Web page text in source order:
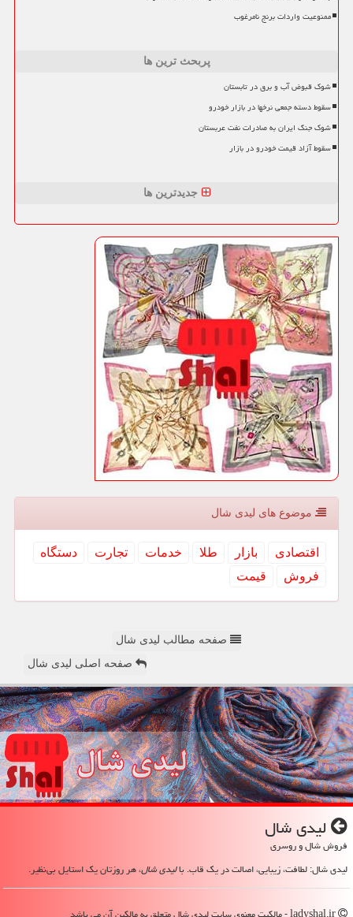
ممنوعیت واردات برنج نامرغوب
پربحث ترین ها
شوک قبوض آب و برق در تابستان
سقوط دسته جمعی نرخها در بازار خودرو
شوک جنگ ایران به صادرات نفت عربستان
سقوط آزاد قیمت خودرو در بازار
جدیدترین ها
موضوع های لیدی شال
اقتصادی بازار طلا خدمات تجارت
دستگاه
فروش
قیمت
صفحه مطالب لیدی شال
صفحه اصلی لیدی شال
لیدی شال
فروش شال و روسری
لیدی شال: لطافت، زیبایی، اصالت در یک قاب. بالیدی شال، هر روزتان یک استایل بی‌نظیر.